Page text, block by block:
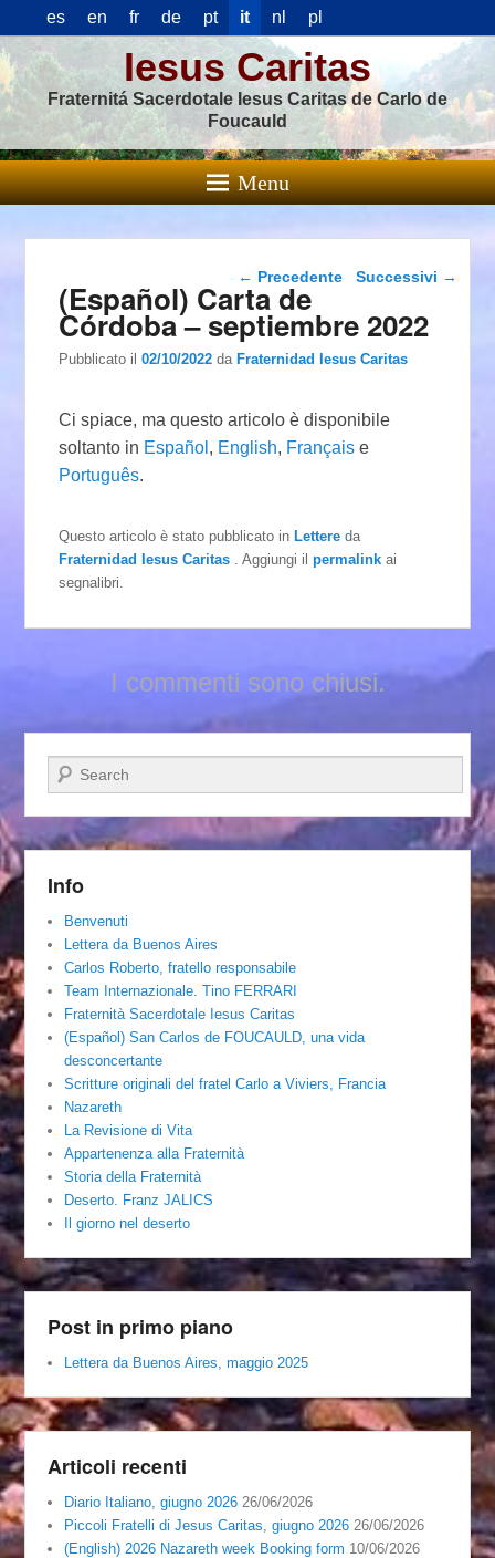
es en fr de pt it nl pl
Iesus Caritas
Fraternitá Sacerdotale Iesus Caritas de Carlo de
Foucauld
Menu
Navigazione articolo
← Precedente Successivi →
(Español) Carta de
Córdoba – septiembre 2022
Pubblicato il02/10/2022 daFraternidad Iesus Caritas
Ci spiace, ma questo articolo è disponibile
soltanto in Español , English, Français e
Português.
Questo articolo è stato pubblicato inLettere da
Fraternidad Iesus Caritas
. Aggiungi ilpermalink ai
segnalibri.
I commenti sono chiusi.
Cerca
Info
Benvenuti
Lettera da Buenos Aires
Carlos Roberto, fratello responsabile
Team Internazionale. Tino FERRARI
Fraternità Sacerdotale Iesus Caritas
(Español) San Carlos de FOUCAULD, una vida
desconcertante
Scritture originali del fratel Carlo a Viviers, Francia
Nazareth
La Revisione di Vita
Appartenenza alla Fraternità
Storia della Fraternità
Deserto. Franz JALICS
Il giorno nel deserto
Post in primo piano
Lettera da Buenos Aires, maggio 2025
Articoli recenti
Diario Italiano, giugno 2026 26/06/2026
Piccoli Fratelli di Jesus Caritas, giugno 2026 26/06/2026
(English) 2026 Nazareth week Booking form 10/06/2026